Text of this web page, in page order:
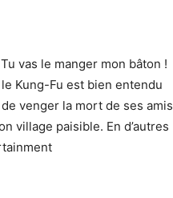
Tu vas le manger mon bâton !
Kung-Fu est bien entendu
venger la mort de ses amis
village paisible. En d’autres